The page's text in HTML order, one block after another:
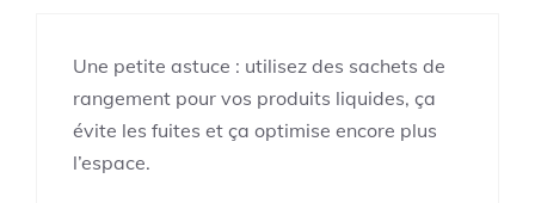
Une petite astuce : utilisez des sachets de
rangement pour vos produits liquides, ça
évite les fuites et ça optimise encore plus
l’espace.